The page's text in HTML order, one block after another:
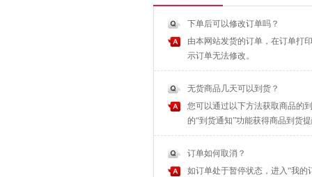
下单后可以修改订单吗？
由本网站发货的订单，在订单打
示订单无法修改。
无货商品几天可以到货？
您可以通过以下方法获取商品的
的“到货通知”功能获得商品到货
订单如何取消？
如订单处于暂停状态，进入“我